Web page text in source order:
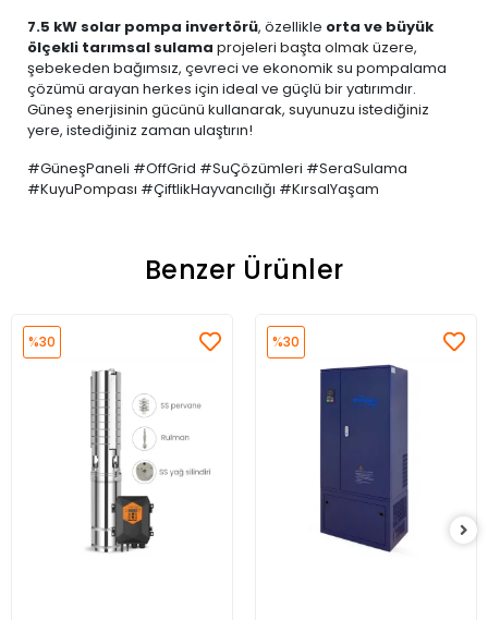
7.5 kW solar pompa invertörü, özellikle orta ve büyük
ölçekli tarımsal sulama projeleri başta olmak üzere,
şebekeden bağımsız, çevreci ve ekonomik su pompalama
çözümü arayan herkes için ideal ve güçlü bir yatırımdır.
Güneş enerjisinin gücünü kullanarak, suyunuzu istediğiniz
yere, istediğiniz zaman ulaştırın!
#GüneşPaneli #OffGrid #SuÇözümleri #SeraSulama
#KuyuPompası #ÇiftlikHayvancılığı #KırsalYaşam
Benzer Ürünler
%30 %30